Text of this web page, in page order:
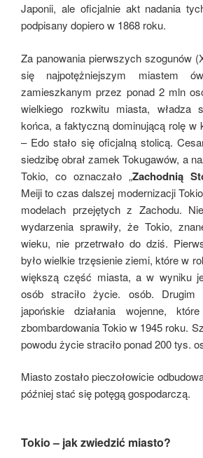
Japonii, ale oficjalnie akt nadania
podpisany dopiero w 1868 roku.
Za panowania pierwszych szogunów
się najpotężniejszym miastem
zamieszkanym przez ponad 2 mln
wielkiego rozkwitu miasta, władza
końca, a faktyczną dominującą rolę w
– Edo stało się oficjalną stolicą.
siedzibę obrał zamek Tokugawów, a
Tokio, co oznaczało „Zachodnią S
Meiji to czas dalszej modernizacji
modelach przejętych z Zachodu.
wydarzenia sprawiły, że Tokio,
wieku, nie przetrwało do dziś.
było wielkie trzęsienie ziemi, które w
większą część miasta, a w wyniku
osób straciło życie. osób. Drugim
japońskie działania wojenne,
zbombardowania Tokio w 1945 roku.
powodu życie straciło ponad 200 tys.
Miasto zostało pieczołowicie
później stać się potęgą gospodarczą.
Tokio – jak zwiedzić miasto?